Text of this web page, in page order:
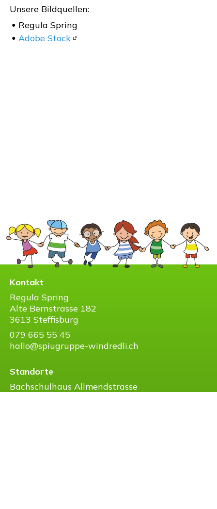
Unsere Bildquellen:
Regula Spring
Adobe Stock
Kontakt
Regula Spring
Alte Bernstrasse 182
3613 Steffisburg
079 665 55 45
hallo@spiugruppe-windredli.ch
Standorte
Bachschulhaus Allmendstrasse